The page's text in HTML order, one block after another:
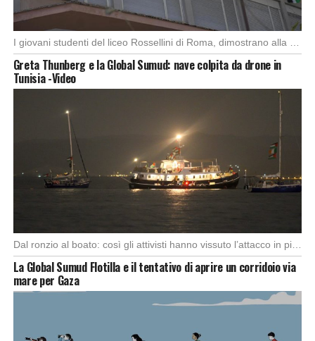
Greta Thunberg e la Global Sumud: nave colpita da drone in
Tunisia -Video
Dal ronzio al boato: così gli attivisti hanno vissuto l’attacco in piena notte. Nella notte […]
La Global Sumud Flotilla e il tentativo di aprire un corridoio via
mare per Gaza